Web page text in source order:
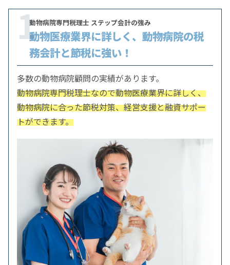
動物病院専門税理士 ステップ会計の強み
1動物医療業界に詳しく、動物病院の税
務会計と節税に強い！
多数の動物病院顧問の実績があります。
動物病院専門税理士なので動物医療業界に詳しく、
動物病院に合った節税対策、経営支援と融資サポー
トができます。